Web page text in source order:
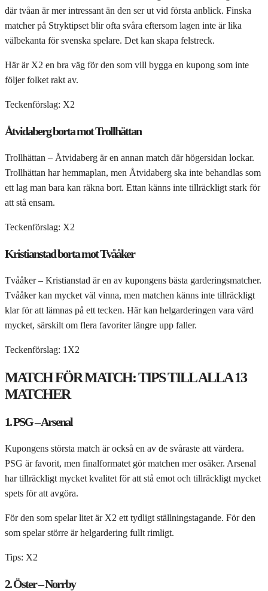
där tvåan är mer intressant än den ser ut vid första anblick. Finska
matcher på Stryktipset blir ofta svåra eftersom lagen inte är lika
välbekanta för svenska spelare. Det kan skapa felstreck.
Här är X2 en bra väg för den som vill bygga en kupong som inte
följer folket rakt av.
Teckenförslag: X2
Åtvidaberg borta mot Trollhättan
Trollhättan – Åtvidaberg är en annan match där högersidan lockar.
Trollhättan har hemmaplan, men Åtvidaberg ska inte behandlas som
ett lag man bara kan räkna bort. Ettan känns inte tillräckligt stark för
att stå ensam.
Teckenförslag: X2
Kristianstad borta mot Tvååker
Tvååker – Kristianstad är en av kupongens bästa garderingsmatcher.
Tvååker kan mycket väl vinna, men matchen känns inte tillräckligt
klar för att lämnas på ett tecken. Här kan helgarderingen vara värd
mycket, särskilt om flera favoriter längre upp faller.
Teckenförslag: 1X2
MATCH FÖR MATCH: TIPS TILL ALLA 13
MATCHER
1. PSG – Arsenal
Kupongens största match är också en av de svåraste att värdera.
PSG är favorit, men finalformatet gör matchen mer osäker. Arsenal
har tillräckligt mycket kvalitet för att stå emot och tillräckligt mycket
spets för att avgöra.
För den som spelar litet är X2 ett tydligt ställningstagande. För den
som spelar större är helgardering fullt rimligt.
Tips: X2
2. Öster – Norrby